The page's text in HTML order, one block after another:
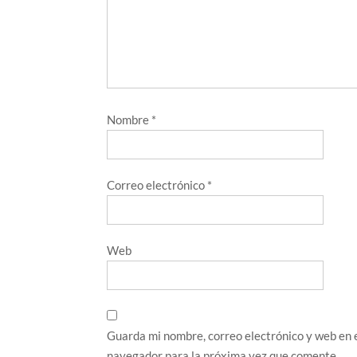
Nombre *
Correo electrónico *
Web
Guarda mi nombre, correo electrónico y web en